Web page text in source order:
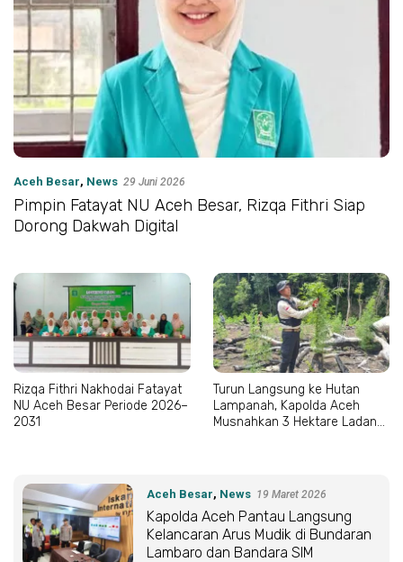
Aceh Besar, News 29 Juni 2026
Pimpin Fatayat NU Aceh Besar, Rizqa Fithri Siap
Dorong Dakwah Digital
Rizqa Fithri Nakhodai Fatayat
NU Aceh Besar Periode 2026–
2031
Turun Langsung ke Hutan
Lampanah, Kapolda Aceh
Musnahkan 3 Hektare Ladang
Aceh Besar, News 19 Maret 2026
Kapolda Aceh Pantau Langsung
Kelancaran Arus Mudik di Bundaran
Lambaro dan Bandara SIM